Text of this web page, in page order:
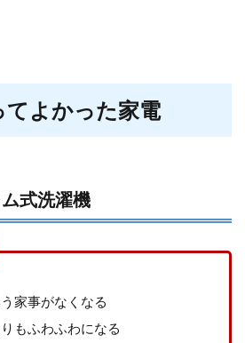
てよかった家電
式洗濯機
家事がなくなる
もふわふわになる